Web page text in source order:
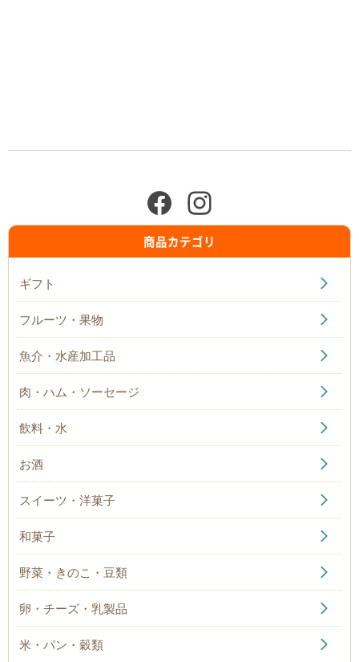
商品カテゴリ
ギフト
フルーツ・果物
魚介・水産加工品
肉・ハム・ソーセージ
飲料・水
お酒
スイーツ・洋菓子
和菓子
野菜・きのこ・豆類
卵・チーズ・乳製品
米・パン・穀類